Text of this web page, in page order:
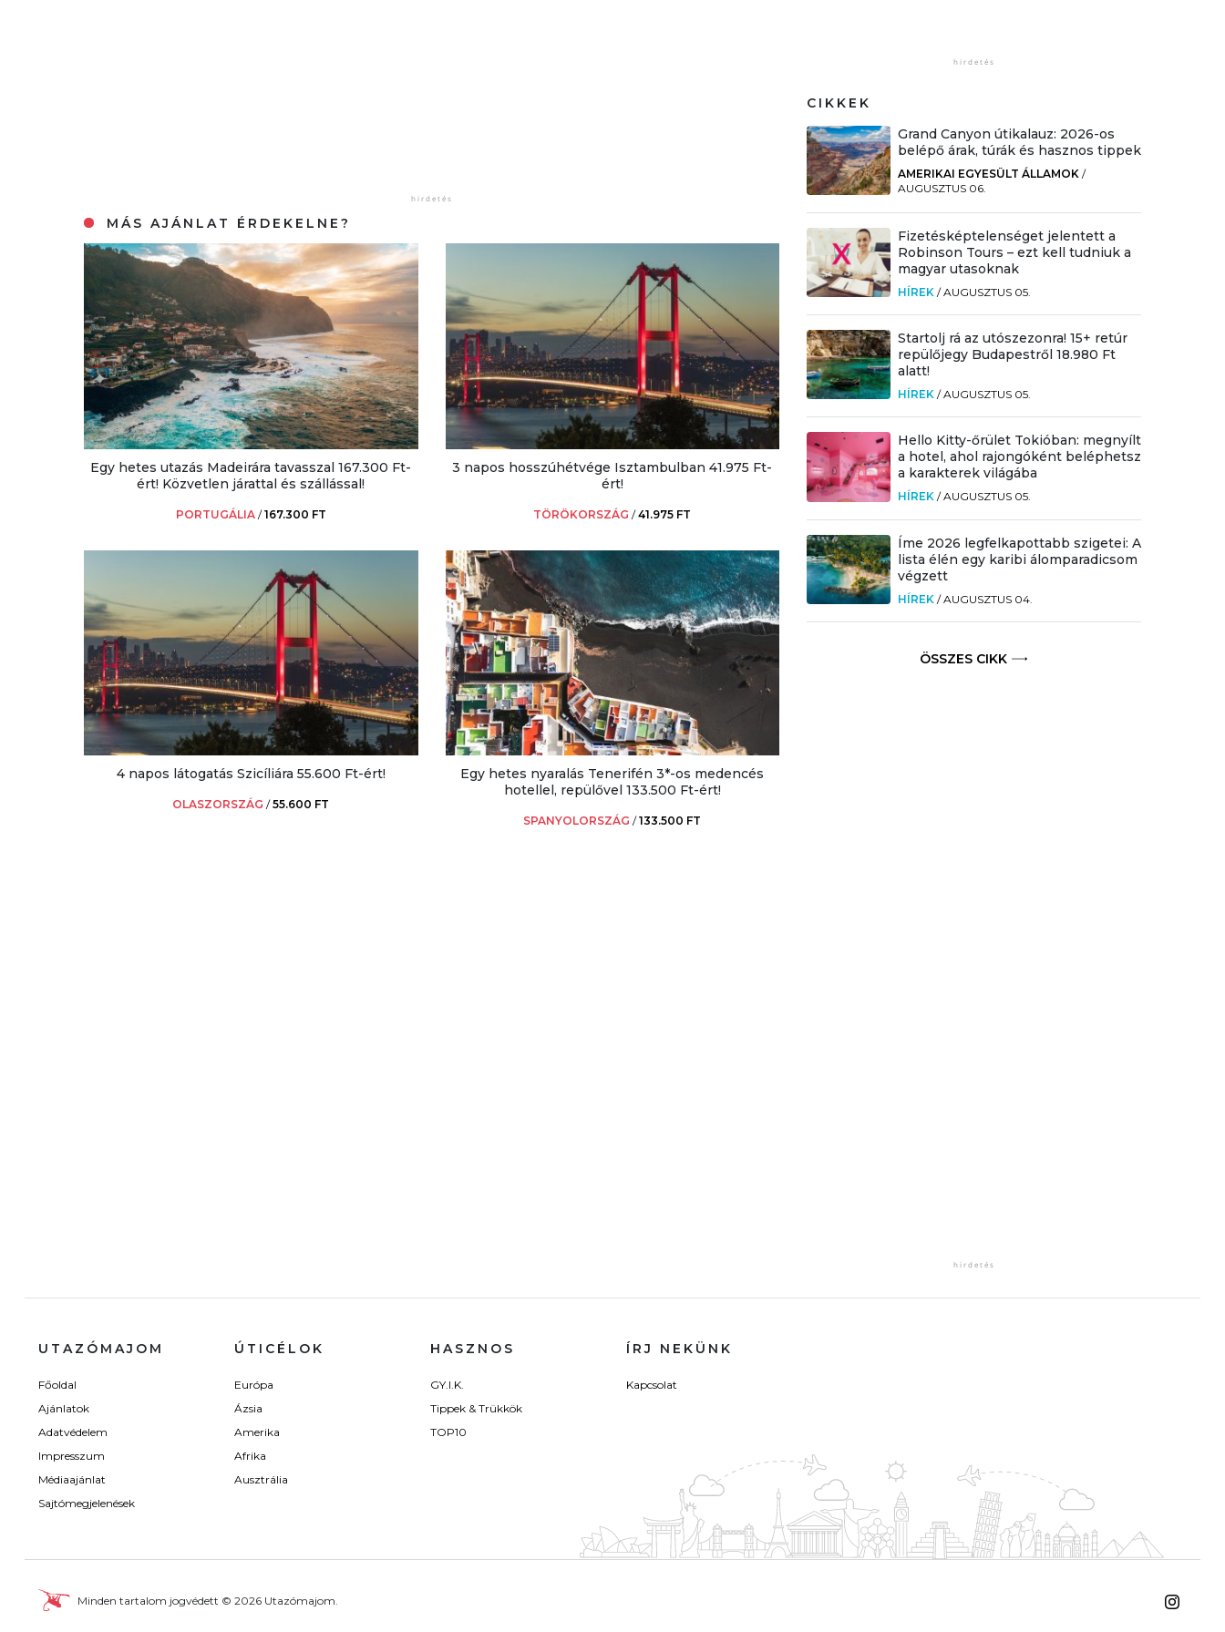
MÁS AJÁNLAT ÉRDEKELNE?
Egy hetes utazás Madeirára tavasszal 167.300 Ft-
ért! Közvetlen járattal és szállással!
PORTUGÁLIA /167.300 FT
3 napos hosszúhétvége Isztambulban 41.975 Ft-
ért!
TÖRÖKORSZÁG /41.975 FT
4 napos látogatás Szicíliára 55.600 Ft-ért!
OLASZORSZÁG /55.600 FT
Egy hetes nyaralás Tenerifén 3*-os medencés
hotellel, repülővel 133.500 Ft-ért!
SPANYOLORSZÁG /133.500 FT
CIKKEK
Grand Canyon útikalauz: 2026-os
belépő árak, túrák és hasznos tippek
AMERIKAI EGYESÜLT ÁLLAMOK /
AUGUSZTUS 06.
Fizetésképtelenséget jelentett a
Robinson Tours – ezt kell tudniuk a
magyar utasoknak
HÍREK /AUGUSZTUS 05.
Startolj rá az utószezonra! 15+ retúr
repülőjegy Budapestről 18.980 Ft
alatt!
HÍREK /AUGUSZTUS 05.
Hello Kitty-őrület Tokióban: megnyílt
a hotel, ahol rajongóként beléphetsz
a karakterek világába
HÍREK /AUGUSZTUS 05.
Íme 2026 legfelkapottabb szigetei: A
lista élén egy karibi álomparadicsom
végzett
HÍREK /AUGUSZTUS 04.
ÖSSZES CIKK
UTAZÓMAJOM
Főoldal
Ajánlatok
Adatvédelem
Impresszum
Médiaajánlat
Sajtómegjelenések
ÚTICÉLOK
Európa
Ázsia
Amerika
Afrika
Ausztrália
HASZNOS
GY.I.K.
Tippek & Trükkök
TOP10
ÍRJ NEKÜNK
Kapcsolat
Minden tartalom jogvédett © 2026 Utazómajom.